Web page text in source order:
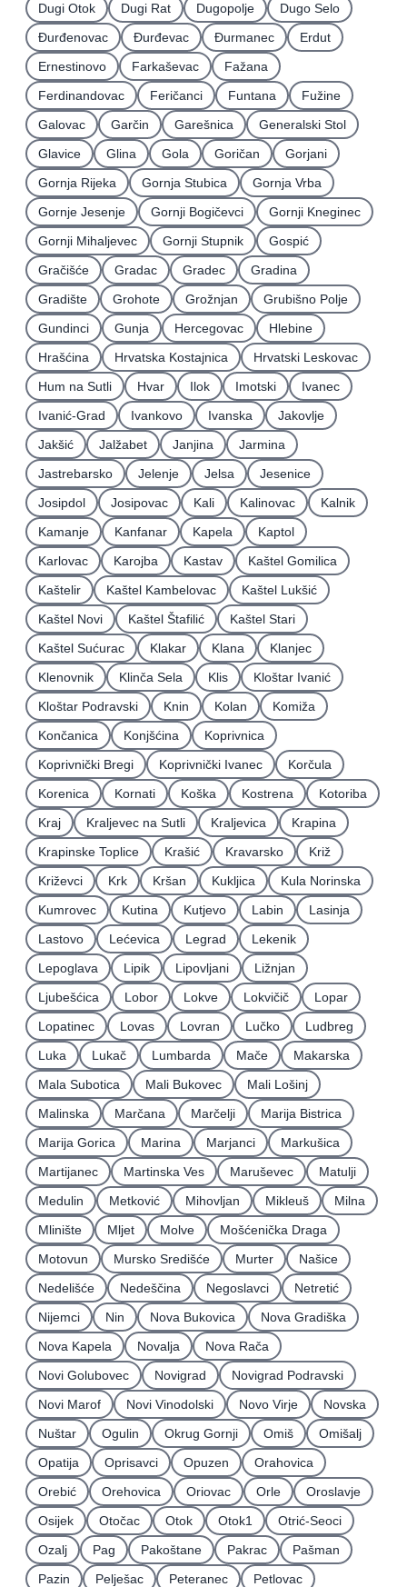
Dugi Otok Dugi Rat Dugopolje
Dugo Selo
Ðurđenovac
Ðurđevac Ðurmanec
Erdut
Ernestinovo
Farkaševac
Fažana
Ferdinandovac
Feričanci Funtana
Fužine
Galovac
Garčin Garešnica
Generalski Stol
Glavice
Glina Gola Goričan
Gorjani
Gornja Rijeka
Gornja Stubica
Gornja Vrba
Gornje Jesenje
Gornji Bogičevci
Gornji Kneginec
Gornji Mihaljevec
Gornji Stupnik
Gospić
Gračišće
Gradac Gradec
Gradina
Gradište
Grohote Grožnjan
Grubišno Polje
Gundinci
Gunja Hercegovac
Hlebine
Hrašćina
Hrvatska Kostajnica
Hrvatski Leskovac
Hum na Sutli
Hvar Ilok Imotski
Ivanec
Ivanić-Grad
Ivankovo Ivanska
Jakovlje
Jakšić
Jalžabet Janjina
Jarmina
Jastrebarsko
Jelenje Jelsa
Jesenice
Josipdol
Josipovac Kali Kalinovac
Kalnik
Kamanje
Kanfanar Kapela
Kaptol
Karlovac
Karojba Kastav
Kaštel Gomilica
Kaštelir
Kaštel Kambelovac
Kaštel Lukšić
Kaštel Novi
Kaštel Štafilić
Kaštel Stari
Kaštel Sućurac
Klakar Klana
Klanjec
Klenovnik
Klinča Sela Klis
Kloštar Ivanić
Kloštar Podravski
Knin Kolan
Komiža
Končanica
Konjšćina
Koprivnica
Koprivnički Bregi
Koprivnički Ivanec
Korčula
Korenica
Kornati Koška Kostrena
Kotoriba
Kraj
Kraljevec na Sutli Kraljevica
Krapina
Krapinske Toplice
Krašić Kravarsko
Križ
Križevci
Krk Kršan Kukljica
Kula Norinska
Kumrovec
Kutina Kutjevo Labin
Lasinja
Lastovo
Lećevica Legrad
Lekenik
Lepoglava
Lipik Lipovljani
Ližnjan
Ljubešćica
Lobor Lokve Lokvičič
Lopar
Lopatinec
Lovas Lovran Lučko
Ludbreg
Luka
Lukač Lumbarda Mače
Makarska
Mala Subotica
Mali Bukovec
Mali Lošinj
Malinska
Marčana Marčelji
Marija Bistrica
Marija Gorica
Marina Marjanci
Markušica
Martijanec
Martinska Ves Maruševec
Matulji
Medulin
Metković Mihovljan Mikleuš
Milna
Mlinište
Mljet Molve
Mošćenička Draga
Motovun
Mursko Središće Murter
Našice
Nedelišće
Nedeščina Negoslavci
Netretić
Nijemci
Nin Nova Bukovica
Nova Gradiška
Nova Kapela
Novalja
Nova Rača
Novi Golubovec
Novigrad
Novigrad Podravski
Novi Marof
Novi Vinodolski Novo Virje
Novska
Nuštar
Ogulin Okrug Gornji Omiš
Omišalj
Opatija
Oprisavci Opuzen
Orahovica
Orebić
Orehovica Oriovac Orle
Oroslavje
Osijek
Otočac Otok Otok1
Otrić-Seoci
Ozalj
Pag Pakoštane Pakrac
Pašman
Pazin
Pelješac Peteranec
Petlovac